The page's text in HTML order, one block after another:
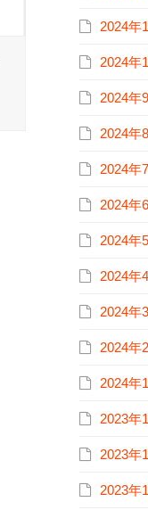
2024年
2024年
2024年
2024年
2024年
2024年
2024年
2024年
2024年
2024年
2024年
2023年
2023年
2023年